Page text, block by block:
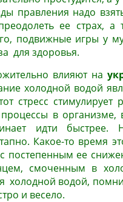
правления надо
ее страх, а
подвижные игры у
для здоровья.
влияют на
холодной водой
стресс
в
идти быстрее.
Какое-то время
постепенным ее
смоченным в
холодной водой,
и весело.